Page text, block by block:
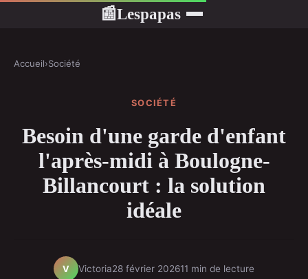
📰Lespapas
Accueil›Société
SOCIÉTÉ
Besoin d'une garde d'enfant
l'après-midi à Boulogne-
Billancourt : la solution
idéale
V Victoria28 février 202611 min de lecture